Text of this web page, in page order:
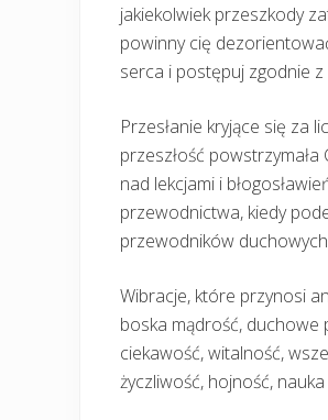
jakiekolwiek przeszkody
powinny cię
serca i postępuj zgodnie
Przesłanie kryjące się za
przeszłość
nad lekcjami i
przewodnictwa, kiedy
przewodników duchowych
Wibracje, które przynosi
boska mądrość, duchowe
ciekawość, witalność,
życzliwość, hojność, nauka